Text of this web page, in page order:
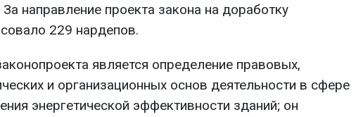
За направление проекта закона на доработку
229 нардепов.
является определение правовых,
и организационных основ деятельности в сфере
энергетической эффективности зданий; он